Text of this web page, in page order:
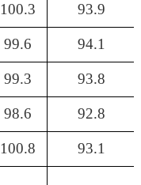
100.3 93.9
99.6 94.1
99.3 93.8
98.6 92.8
100.8
93.1